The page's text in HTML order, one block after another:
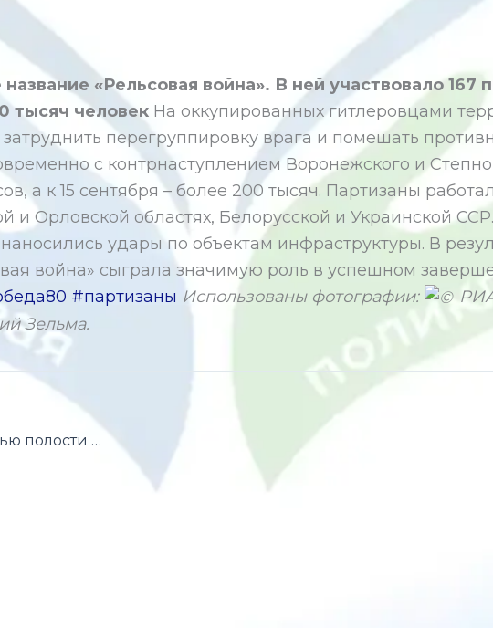
«Рельсовая война». В ней участвовало 167
тысяч человек На оккупированных гитлеровцами
перегруппировку врага и помешать
с контрнаступлением Воронежского и
а к 15 сентября – более 200 тысяч. Партизаны
и Орловской областях, Белорусской и Украинской
удары по объектам инфраструктуры. В
война» сыграла значимую роль в успешном
#партизаны Использованы фотографии:
Зельма.
Неделя ответственного отношения к здоровью полости рта